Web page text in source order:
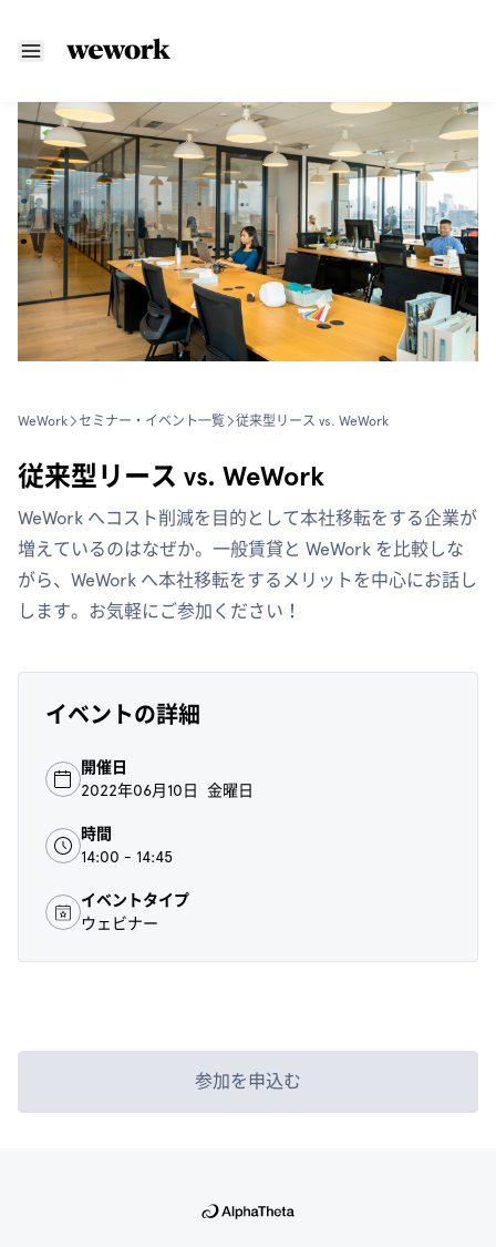
WeWork セミナー・イベント一覧 従来型リース vs. WeWork
従来型リース vs. WeWork
WeWork へコスト削減を目的として本社移転をする企業が
増えているのはなぜか。一般賃貸と WeWork を比較しな
がら、WeWork へ本社移転をするメリットを中心にお話し
します。お気軽にご参加ください！
イベントの詳細
開催日
2022年06月10日 金曜日
時間
14:00 - 14:45
イベントタイプ
ウェビナー
参加を申込む